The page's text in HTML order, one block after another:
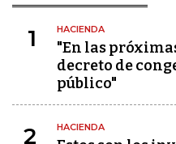
1 HACIENDA
"En las
decreto de
público"
2 HACIENDA